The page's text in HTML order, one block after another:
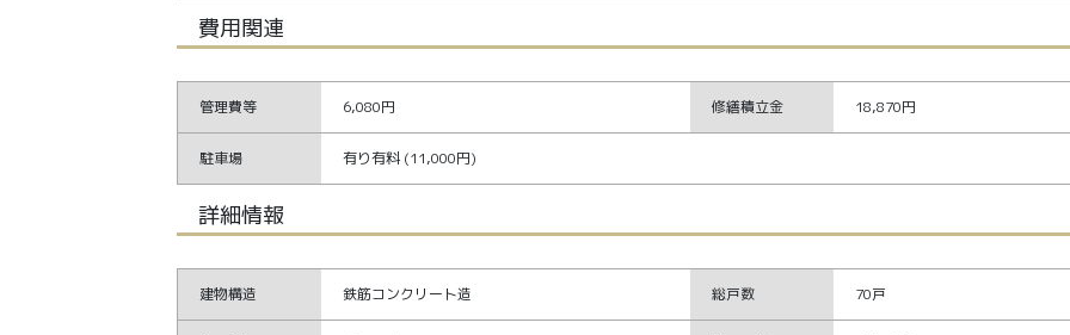
費用関連
管理費等 6,080円 修繕積立金 18,870円
駐車場 有り有料 (11,000円)
詳細情報
建物構造 鉄筋コンクリート造 総戸数 70戸